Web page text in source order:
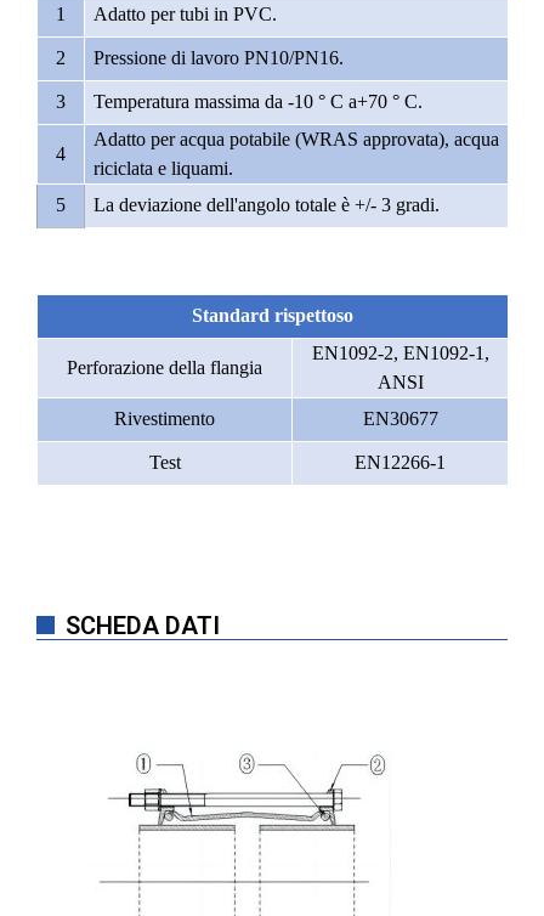
1 Adatto per tubi in PVC.
2 Pressione di lavoro PN10/PN16.
3 Temperatura massima da -10 ° C a+70 ° C.
4
Adatto per acqua potabile (WRAS approvata), acqua
riciclata e liquami.
5
La deviazione dell'angolo totale è +/- 3 gradi.
Standard rispettoso
Perforazione della flangia
EN1092-2, EN1092-1,
ANSI
Rivestimento
EN30677
Test EN12266-1
SCHEDA DATI